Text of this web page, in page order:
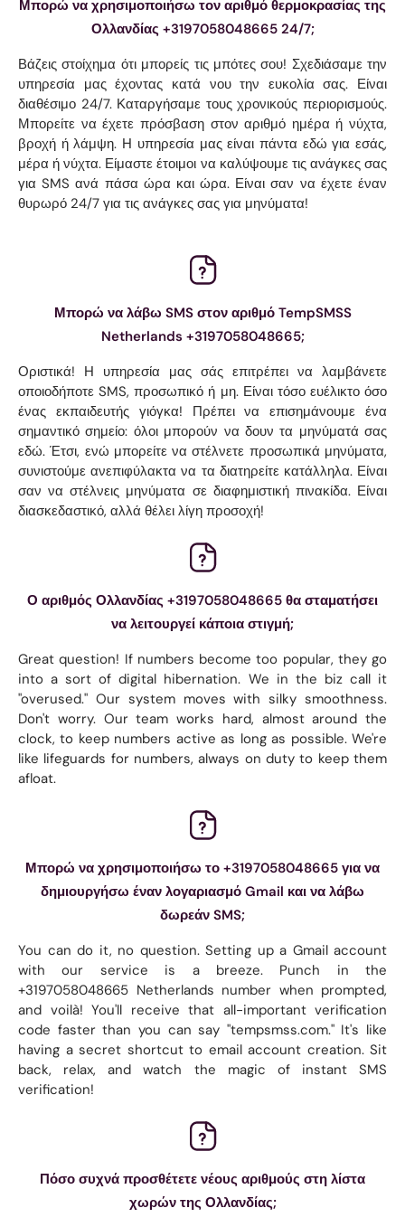
Μπορώ να χρησιμοποιήσω τον αριθμό θερμοκρασίας της
Ολλανδίας +3197058048665 24/7;
Βάζεις στοίχημα ότι μπορείς τις μπότες σου! Σχεδιάσαμε την
υπηρεσία μας έχοντας κατά νου την ευκολία σας. Είναι
διαθέσιμο 24/7. Καταργήσαμε τους χρονικούς περιορισμούς.
Μπορείτε να έχετε πρόσβαση στον αριθμό ημέρα ή νύχτα,
βροχή ή λάμψη. Η υπηρεσία μας είναι πάντα εδώ για εσάς,
μέρα ή νύχτα. Είμαστε έτοιμοι να καλύψουμε τις ανάγκες σας
για SMS ανά πάσα ώρα και ώρα. Είναι σαν να έχετε έναν
θυρωρό 24/7 για τις ανάγκες σας για μηνύματα!
Μπορώ να λάβω SMS στον αριθμό TempSMSS
Netherlands +3197058048665;
Οριστικά! Η υπηρεσία μας σάς επιτρέπει να λαμβάνετε
οποιοδήποτε SMS, προσωπικό ή μη. Είναι τόσο ευέλικτο όσο
ένας εκπαιδευτής γιόγκα! Πρέπει να επισημάνουμε ένα
σημαντικό σημείο: όλοι μπορούν να δουν τα μηνύματά σας
εδώ. Έτσι, ενώ μπορείτε να στέλνετε προσωπικά μηνύματα,
συνιστούμε ανεπιφύλακτα να τα διατηρείτε κατάλληλα. Είναι
σαν να στέλνεις μηνύματα σε διαφημιστική πινακίδα. Είναι
διασκεδαστικό, αλλά θέλει λίγη προσοχή!
Ο αριθμός Ολλανδίας +3197058048665 θα σταματήσει
να λειτουργεί κάποια στιγμή;
Great question! If numbers become too popular, they go
into a sort of digital hibernation. We in the biz call it
"overused." Our system moves with silky smoothness.
Don't worry. Our team works hard, almost around the
clock, to keep numbers active as long as possible. We're
like lifeguards for numbers, always on duty to keep them
afloat.
Μπορώ να χρησιμοποιήσω το +3197058048665 για να
δημιουργήσω έναν λογαριασμό Gmail και να λάβω
δωρεάν SMS;
You can do it, no question. Setting up a Gmail account
with our service is a breeze. Punch in the
+3197058048665 Netherlands number when prompted,
and voilà! You'll receive that all-important verification
code faster than you can say "tempsmss.com." It's like
having a secret shortcut to email account creation. Sit
back, relax, and watch the magic of instant SMS
verification!
Πόσο συχνά προσθέτετε νέους αριθμούς στη λίστα
χωρών της Ολλανδίας;